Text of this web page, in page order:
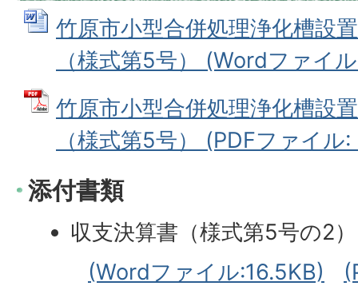
竹原市小型合併処理浄化槽設
（様式第5号） (Wordファイ
竹原市小型合併処理浄化槽設
（様式第5号） (PDFファイル
添付書類
収支決算書（様式第5号の2）
(Wordファイル:16.5KB)